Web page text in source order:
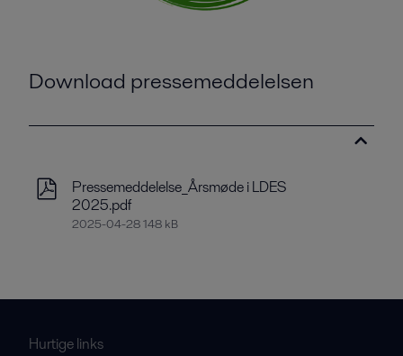
Download pressemeddelelsen
Pressemeddelelse_Årsmøde i LDES
2025.pdf
2025-04-28 148 kB
Hurtige links